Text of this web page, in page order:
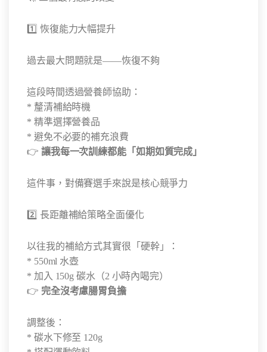
1️⃣ 恢復能力大幅提升
過去最大問題就是——恢復不夠
這段時間透過營養師協助：
* 釐清補給時機
* 精準選擇營養品
* 避免不必要的補充浪費
👉 讓我每一次訓練都能「如期如質完成」
這件事，對備賽選手來說是核心競爭力
2️⃣ 長距離補給策略全面優化
以往我的補給方式其實很「硬幹」：
* 550ml 水壺
* 加入 150g 碳水（2 小時內喝完）
👉 完全沒考慮腸胃負擔
調整後：
* 碳水下修至 120g